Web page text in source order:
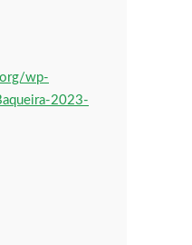
wp-
2023-